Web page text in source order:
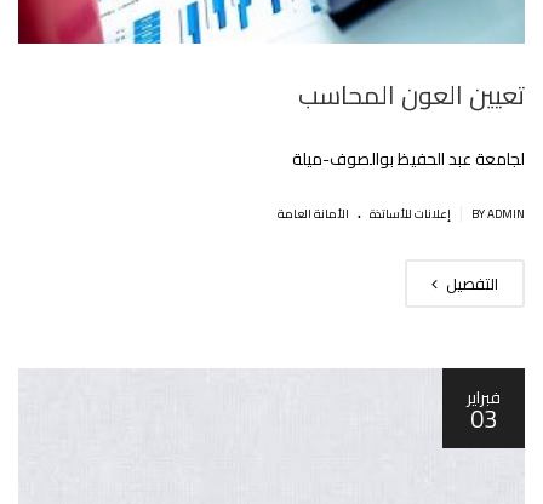
تعيين العون المحاسب
لجامعة عبد الحفيظ بوالصوف-ميلة
BY ADMIN إعلانات للأساتذة . اﻷمانة العامة
التفصيل
فبراير
03